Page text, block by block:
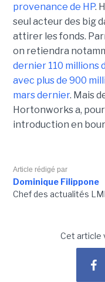
provenance de HP.
seul acteur des big
attirer les fonds.
on retiendra
dernier 110 millions
avec plus de 900
mars dernier. Mais
Hortonworks a,
introduction en
Article rédigé par
Dominique Filippone
Chef des actualités LMI
Cet article